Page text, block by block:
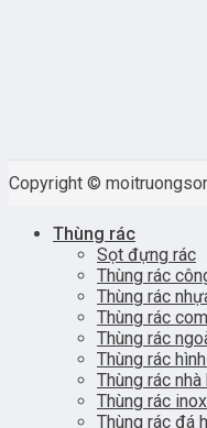
Copyright ©
Thùng rác
Sọt đựng rác
Thùng rác
Thùng rác
Thùng rác
Thùng rác
Thùng rác
Thùng rác
Thùng rác inox
Thùng rác đá